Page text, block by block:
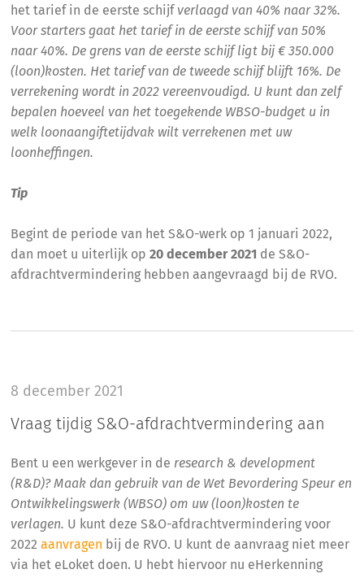
het tarief in de eerste schijf verlaagd van 40% naar 32%.
Voor starters gaat het tarief in de eerste schijf van 50%
naar 40%. De grens van de eerste schijf ligt bij € 350.000
(loon)kosten. Het tarief van de tweede schijf blijft 16%. De
verrekening wordt in 2022 vereenvoudigd. U kunt dan zelf
bepalen hoeveel van het toegekende WBSO-budget u in
welk loonaangiftetijdvak wilt verrekenen met uw
loonheffingen.
Tip
Begint de periode van het S&O-werk op 1 januari 2022,
dan moet u uiterlijk op20 december 2021 de S&O-
afdrachtvermindering hebben aangevraagd bij de RVO.
8 december 2021
Vraag tijdig S&O-afdrachtvermindering aan
Bent u een werkgever in de research & development
(R&D)? Maak dan gebruik van de Wet Bevordering Speur en
Ontwikkelingswerk (WBSO) om uw (loon)kosten te
verlagen. U kunt deze S&O-afdrachtvermindering voor
2022aanvragen bij de RVO. U kunt de aanvraag niet meer
via het eLoket doen. U hebt hiervoor nu eHerkenning